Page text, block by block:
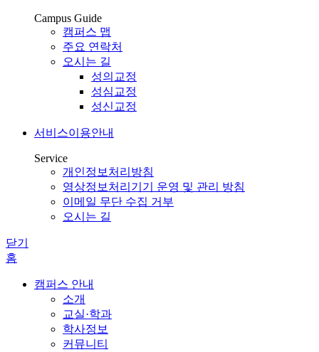
Campus Guide
캠퍼스 맵
주요 연락처
오시는 길
성의교정
성심교정
성신교정
서비스이용안내
Service
개인정보처리방침
영상정보처리기기 운영 및 관리 방침
이메일 무단 수집 거부
오시는 길
닫기
홈
캠퍼스 안내
소개
교실·학과
학사정보
커뮤니티